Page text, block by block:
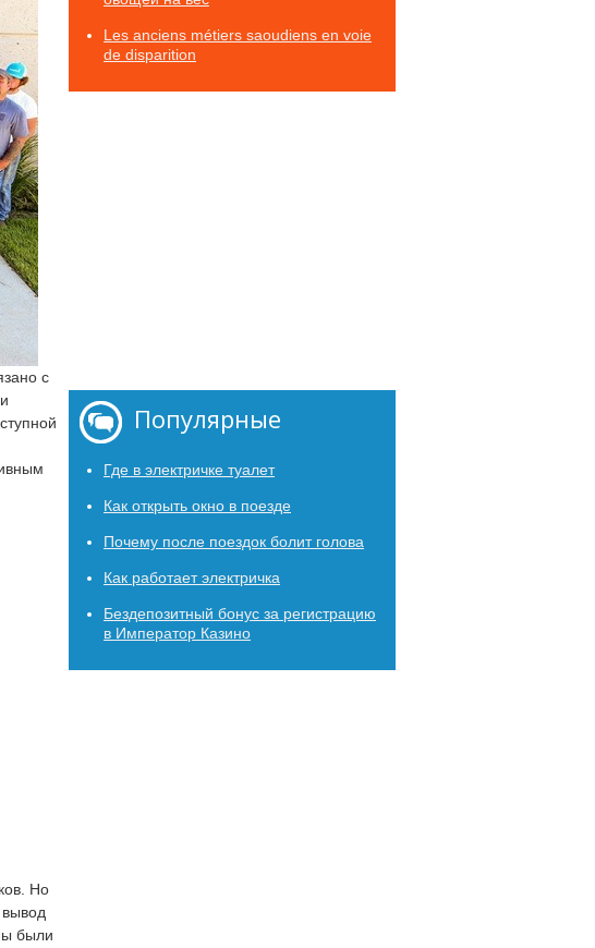
с
Но
были
Les anciens métiers saoudiens en voie
de disparition
Популярные
Где в электричке туалет
Как открыть окно в поезде
Почему после поездок болит голова
Как работает электричка
Бездепозитный бонус за регистрацию
в Император Казино